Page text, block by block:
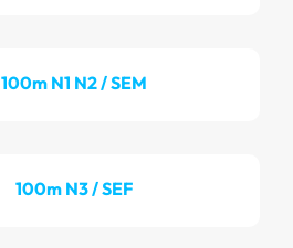
100m N1 N2 / SEM
100m N3 / SEF